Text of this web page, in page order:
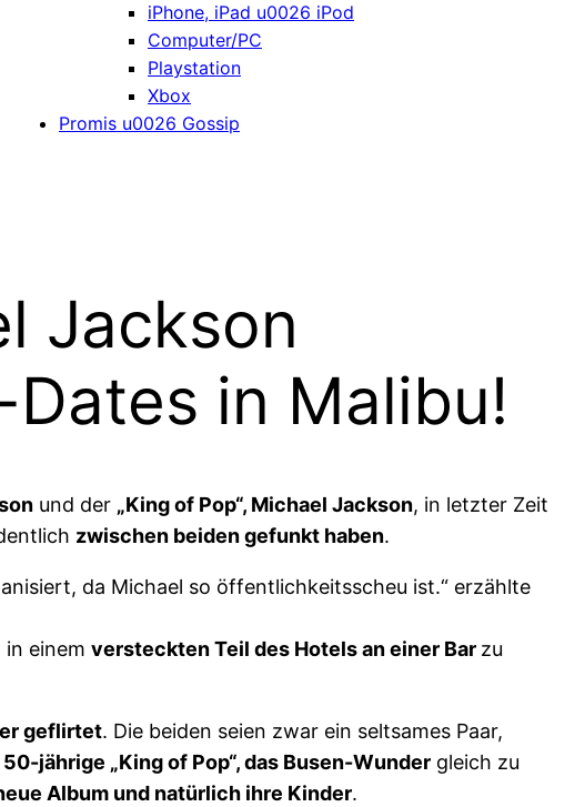
iPhone, iPad u0026 iPod
Computer/PC
Playstation
Xbox
Promis u0026 Gossip
Jackson
in Malibu!
und der „King of Pop“, Michael Jackson, in letzter Zeit
zwischen beiden gefunkt haben.
da Michael so öffentlichkeitsscheu ist.“ erzählte
in einem versteckten Teil des Hotels an einer Bar zu
geflirtet. Die beiden seien zwar ein seltsames Paar,
50-jährige „King of Pop“, das Busen-Wunder gleich zu
Album und natürlich ihre Kinder.